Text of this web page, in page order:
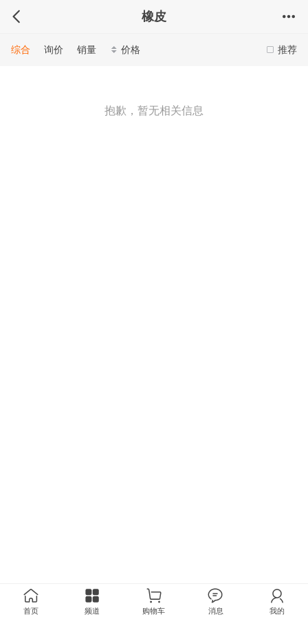
橡皮
推荐
综合 询价 销量 价格
抱歉，暂无相关信息
首页 频道 购物车 消息 我的